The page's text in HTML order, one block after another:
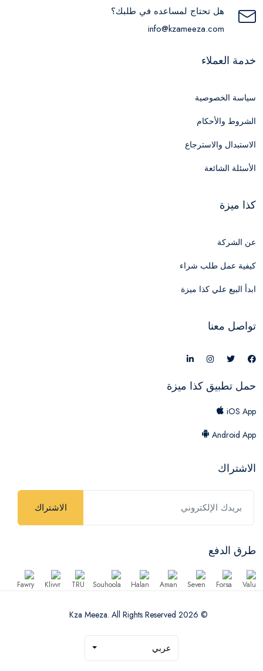
هل تحتاج لمساعده في طلبك؟
info@kzameeza.com
خدمة العملاء
سياسة الخصوصية
الشروط والأحكام
الاستبدال والاسترجاع
الأسئلة الشائعة
كذا ميزة
عن الشركة
كيفية عمل طلب شراء
ابدأ البيع علي كذا ميزة
تواصل معنا
حمل تطبيق كذا ميزة
iOS App
Android App
الاشتراك
الاشتراك
طرق الدفع
© 2026 Kza Meeza. All Rights Reserved
عربي